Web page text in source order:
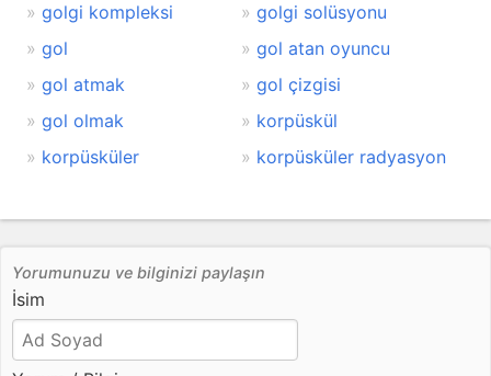
golgi kompleksi
golgi solüsyonu
gol
gol atan oyuncu
gol atmak
gol çizgisi
gol olmak
korpüskül
korpüsküler
korpüsküler radyasyon
Yorumunuzu ve bilginizi paylaşın
İsim